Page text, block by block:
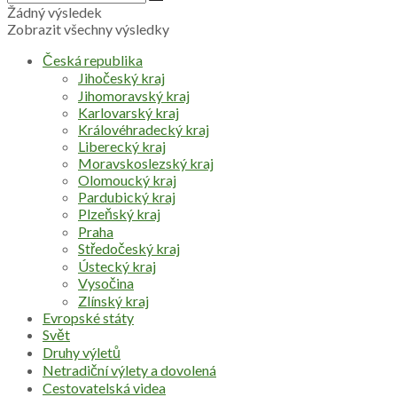
Žádný výsledek
Zobrazit všechny výsledky
Česká republika
Jihočeský kraj
Jihomoravský kraj
Karlovarský kraj
Královéhradecký kraj
Liberecký kraj
Moravskoslezský kraj
Olomoucký kraj
Pardubický kraj
Plzeňský kraj
Praha
Středočeský kraj
Ústecký kraj
Vysočina
Zlínský kraj
Evropské státy
Svět
Druhy výletů
Netradiční výlety a dovolená
Cestovatelská videa